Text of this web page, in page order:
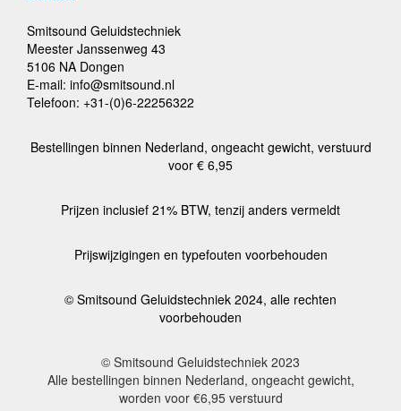
Smitsound Geluidstechniek
Meester Janssenweg 43
5106 NA Dongen
E-mail: info@smitsound.nl
Telefoon: +31-(0)6-22256322
Bestellingen binnen Nederland, ongeacht gewicht, verstuurd
voor € 6,95
Prijzen inclusief 21% BTW, tenzij anders vermeldt
Prijswijzigingen en typefouten voorbehouden
© Smitsound Geluidstechniek 2024, alle rechten
voorbehouden
© Smitsound Geluidstechniek 2023
Alle bestellingen binnen Nederland, ongeacht gewicht,
worden voor €6,95 verstuurd